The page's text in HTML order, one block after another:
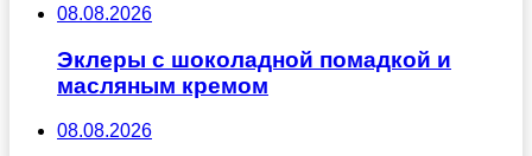
08.08.2026
Эклеры с шоколадной помадкой и
масляным кремом
08.08.2026